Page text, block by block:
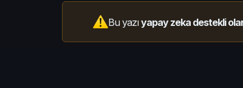
Bu yazıyapay zeka destekli